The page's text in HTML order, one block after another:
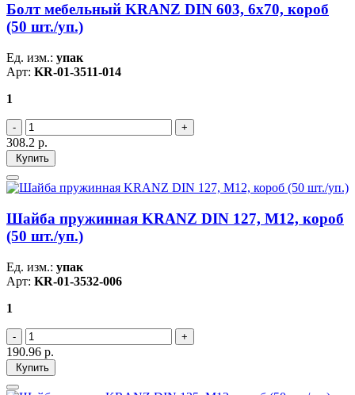
Болт мебельный KRANZ DIN 603, 6х70, короб
(50 шт./уп.)
Ед. изм.: упак
Арт: KR-01-3511-014
1
308.2 р.
Купить
Шайба пружинная KRANZ DIN 127, M12, короб
(50 шт./уп.)
Ед. изм.: упак
Арт: KR-01-3532-006
1
190.96 р.
Купить